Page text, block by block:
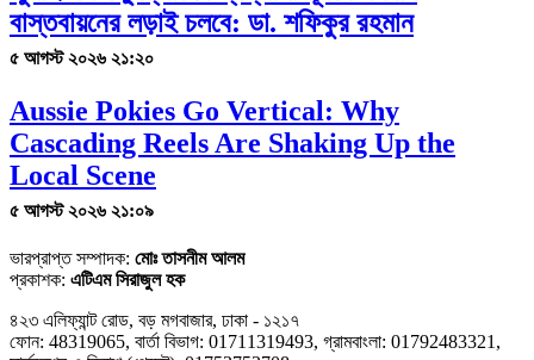
বাস্তবায়নের লড়াই চলবে: ডা. শফিকুর রহমান
৫ আগস্ট ২০২৬ ২১:২০
Aussie Pokies Go Vertical: Why
Cascading Reels Are Shaking Up the
Local Scene
৫ আগস্ট ২০২৬ ২১:০৯
ভারপ্রাপ্ত সম্পাদক: মোঃ তাসনীম আলম
প্রকাশক: এটিএম সিরাজুল হক
৪২৩ এলিফ্যান্ট রোড, বড় মগবাজার, ঢাকা - ১২১৭
ফোন: 48319065, বার্তা বিভাগ: 01711319493, গ্রামবাংলা: 01792483321,